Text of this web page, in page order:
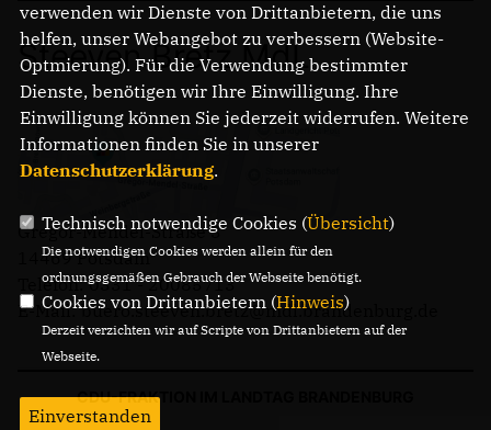
Steeven Bretz MdL
Gregor-Mendel-Straße 3
14469 Potsdam
Telefon: 0331 - 20085713
E-Mail: buero.steeven.bretz@mdl.brandenburg.de
CDU-FRAKTION IM LANDTAG BRANDENBURG
verwenden wir Dienste von Drittanbietern, die uns
helfen, unser Webangebot zu verbessern (Website-
Optmierung). Für die Verwendung bestimmter
Dienste, benötigen wir Ihre Einwilligung. Ihre
Einwilligung können Sie jederzeit widerrufen. Weitere
Informationen finden Sie in unserer
Datenschutzerklärung.
Technisch notwendige Cookies (Übersicht)
Die notwendigen Cookies werden allein für den
ordnungsgemäßen Gebrauch der Webseite benötigt.
Cookies von Drittanbietern (Hinweis)
Derzeit verzichten wir auf Scripte von Drittanbietern auf der
Webseite.
Einverstanden